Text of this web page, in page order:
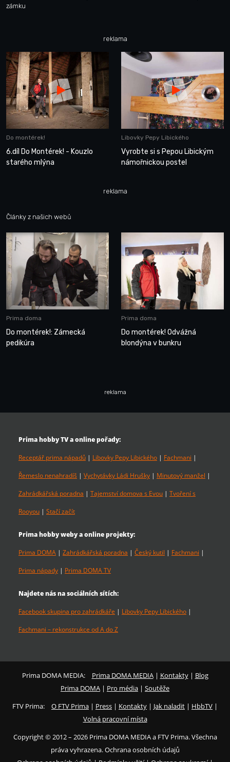
zámku
reklama
Do montérek!
6.díl Do Montérek! - Kouzlo
starého mlýna
Libovky Pepy Libického
Vyrobte si s Pepou Libickým
námořnickou postel
reklama
Články z našich webů
Prima doma
Do montérek!: Zámecká
pedikúra
Prima doma
Do montérek! Odvážná
blondýna v bunkru
reklama
Prima hobby TV a online pořady:
Receptář prima nápadů | Libovky Pepy Libického | Fachmani |
Řemeslo nenahradíš | Vychytávky Ládi Hrušky | Minutový manžel |
Zahrádkářská poradna | Tajemství domova s Evou | Tvoření s
Rooyou | Stačí začít
Prima hobby weby a online projekty:
Prima DOMA | Zahrádkářská poradna | Český kutil | Fachmani |
Prima nápady | Prima DOMA TV
Najdete nás na sociálních sítích:
Facebook skupina pro zahrádkáře | Libovky Pepy Libického |
Fachmani – rekonstrukce od A do Z
Prima DOMA MEDIA: Prima DOMA MEDIA| Kontakty| Blog
Prima DOMA | Pro média | Soutěže
FTV Prima:
O FTV Prima | Press | Kontakty | Jak naladit | HbbTV |
Volná pracovní místa
Copyright © 2012 – 2026 Prima DOMA MEDIA a FTV Prima. Všechna
práva vyhrazena. Ochrana osobních údajů